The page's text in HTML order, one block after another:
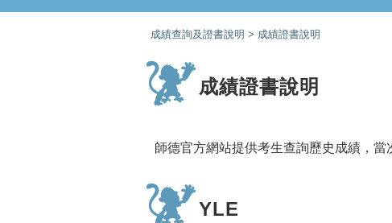
成績查詢及證書說明 > 成績證書說明
成績證書說明
師德官方網站提供考生查詢歷史成績，當
YLE